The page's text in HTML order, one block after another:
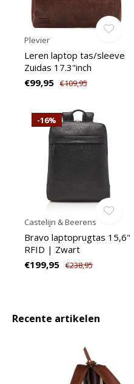
Plevier
Leren laptop tas/sleeve
Zuidas 17.3"inch
€99,95 €109,95
-16%
Castelijn & Beerens
Bravo laptoprugtas 15,6"
RFID | Zwart
€199,95 €238,95
Recente artikelen